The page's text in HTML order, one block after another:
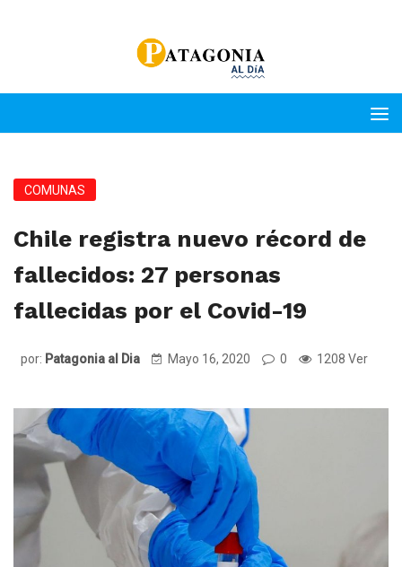
COMUNAS
Chile registra nuevo récord de
fallecidos: 27 personas
fallecidas por el Covid-19
por: Patagonia al Dia Mayo 16, 2020 0 1208 Ver